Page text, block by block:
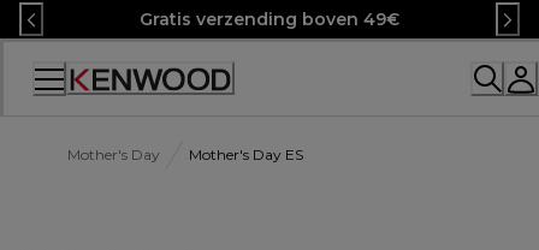
Skip
to
Content
Gratis verzending boven 49€
Mother's Day Mother's Day ES